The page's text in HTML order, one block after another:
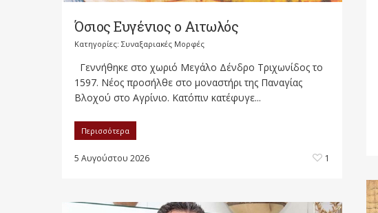
Όσιος Ευγένιος ο Αιτωλός
Κατηγορίες: Συναξαριακές Μορφές
Γεννήθηκε στο χωριό Μεγάλο Δένδρο Τριχωνίδος το
1597. Νέος προσήλθε στο μοναστήρι της Παναγίας
Βλοχού στο Αγρίνιο. Κατόπιν κατέφυγε...
Περισσότερα
5 Αυγούστου 2026 1